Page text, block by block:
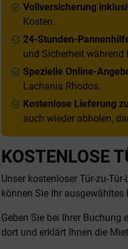
Vollversicherung
Kosten.
24-Stunden-
und Sicherheit während
Spezielle Online-
Lachania Rhodos.
Kostenlose Lieferung
auch wieder abholen,
KOSTENLOSE
Unser kostenloser Tür-zu-
können Sie Ihr ausgewähltes
Geben Sie bei Ihrer
dort und erklärt Ihnen die